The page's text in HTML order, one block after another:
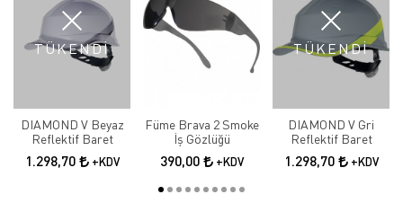
TÜKENDİ
DIAMOND V Beyaz
Reflektif Baret
1.298,70 +KDV
Füme Brava 2 Smoke
İş Gözlüğü
390,00 +KDV
TÜKENDİ
DIAMOND V Gri
Reflektif Baret
1.298,70 +KDV